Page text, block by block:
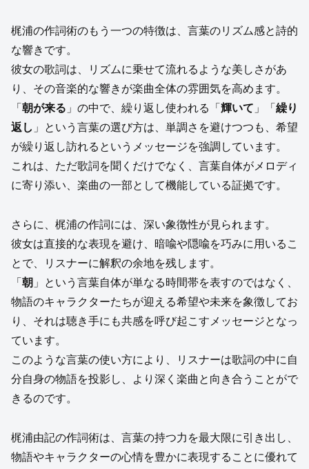
梶浦の作詞術のもう一つの特徴は、言葉のリズム感と詩的
な響きです。
彼女の歌詞は、リズムに乗せて流れるような美しさがあ
り、その音楽的な響きが楽曲全体の雰囲気を高めます。
「 朝が来る 」の中で、繰り返し使われる「 輝いて 」「 繰り
返し 」という言葉の選び方は、単調さを避けつつも、希望
が繰り返し訪れるというメッセージを強調しています。
これは、ただ歌詞を聞くだけでなく、言葉自体がメロディ
に寄り添い、楽曲の一部として機能している証拠です。
さらに、梶浦の作詞には、深い象徴性が見られます。
彼女は直接的な表現を避け、暗喩や隠喩を巧みに用いるこ
とで、リスナーに解釈の余地を残します。
「 朝 」という言葉自体が単なる時間帯を表すのではなく、
物語のキャラクターたちが迎える希望や未来を象徴してお
り、それは聴き手にも共感を呼び起こすメッセージとなっ
ています。
このような言葉の使い方により、リスナーは歌詞の中に自
分自身の物語を投影し、より深く楽曲と向き合うことがで
きるのです。
梶浦由記の作詞術は、言葉の持つ力を最大限に引き出し、
物語やキャラクターの心情を豊かに表現することに優れて